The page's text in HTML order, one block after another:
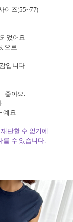
이즈(55~77)
었어요
으로
입니다
좋아요.
예요
단할 수 없기에
를 수 있습니다.